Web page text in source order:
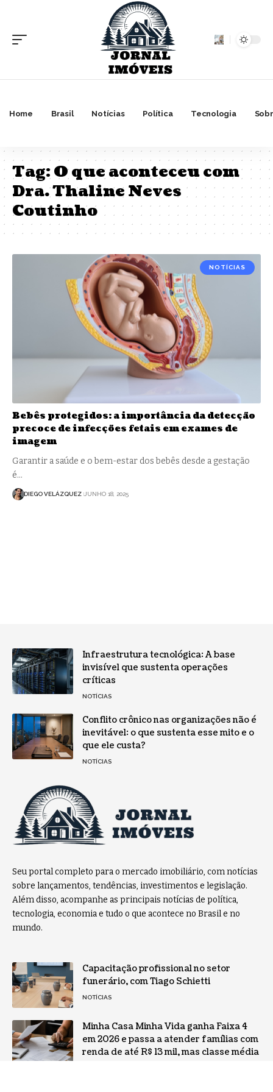
Home Brasil Notícias Política Tecnologia
Tag:O que aconteceu com
Dra. Thaline Neves
Coutinho
NOTÍCIAS
Bebês protegidos: a importância da detecção
precoce de infecções fetais em exames de
imagem
Garantir a saúde e o bem-estar dos bebês desde a gestação
é…
DIEGO VELÁZQUEZ JUNHO 18, 2025
Infraestrutura tecnológica: A base
invisível que sustenta operações
críticas
NOTÍCIAS
Conflito crônico nas organizações não é
inevitável: o que sustenta esse mito e o
que ele custa?
NOTÍCIAS
Seu portal completo para o mercado imobiliário, com notícias
sobre lançamentos, tendências, investimentos e legislação.
Além disso, acompanhe as principais notícias de política,
tecnologia, economia e tudo o que acontece no Brasil e no
mundo.
Capacitação profissional no setor
funerário, com Tiago Schietti
NOTÍCIAS
Minha Casa Minha Vida ganha Faixa 4
em 2026 e passa a atender famílias com
renda de até R$ 13 mil, mas classe média